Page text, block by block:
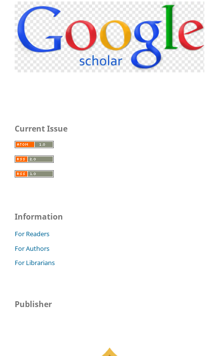
Current Issue
Information
For Readers
For Authors
For Librarians
Publisher